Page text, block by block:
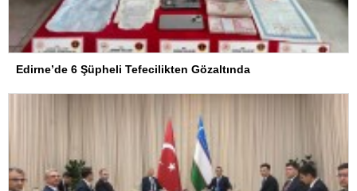
Edirne’de 6 Şüpheli Tefecilikten Gözaltında